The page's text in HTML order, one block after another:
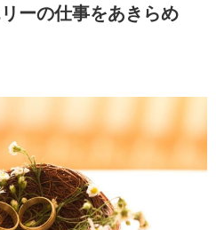
ーの仕事をあきらめ